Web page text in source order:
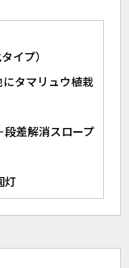
イプ）
タマリュウ植栽
差解消スロープ
灯